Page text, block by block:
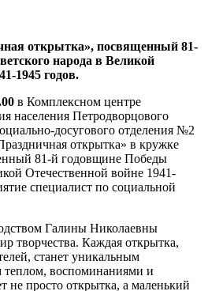
открытка», посвященный 81-
народа в Великой
1945 годов.
в Комплексном центре
населения Петродворцового
досугового отделения №2
открытка» в кружке
81-й годовщине Победы
Отечественной войне 1941-
специалист по социальной
Галины Николаевны
творчества. Каждая открытка,
станет уникальным
воспоминаниями и
не просто открытка, а маленький